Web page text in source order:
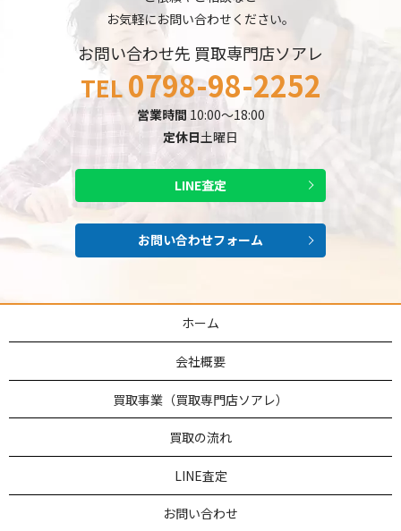
お気軽にお問い合わせください。
お問い合わせ先 買取専門店ソアレ
TEL0798-98-2252
営業時間 10:00～18:00
定休日土曜日
LINE査定
お問い合わせフォーム
ホーム
会社概要
買取事業（買取専門店ソアレ）
買取の流れ
LINE査定
お問い合わせ